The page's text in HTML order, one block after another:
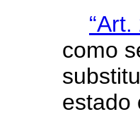
como
estado